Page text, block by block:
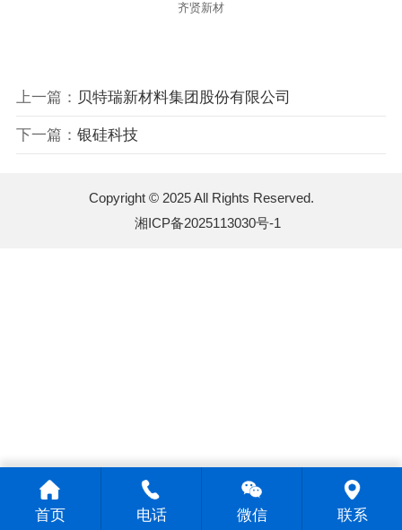
齐贤新材
上一篇： 贝特瑞新材料集团股份有限公司
下一篇： 银硅科技
Copyright © 2025 All Rights Reserved.
湘ICP备2025113030号-1
首页 电话 微信 联系